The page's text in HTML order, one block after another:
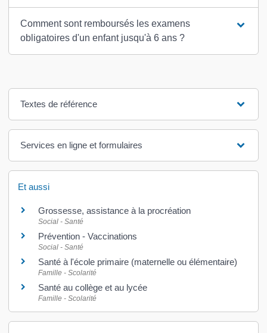
Comment sont remboursés les examens
obligatoires d'un enfant jusqu'à 6 ans ?
Textes de référence
Services en ligne et formulaires
Et aussi
Grossesse, assistance à la procréation
Social - Santé
Prévention - Vaccinations
Social - Santé
Santé à l'école primaire (maternelle ou élémentaire)
Famille - Scolarité
Santé au collège et au lycée
Famille - Scolarité